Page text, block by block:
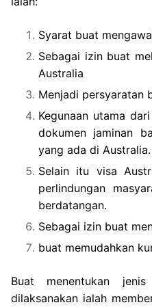
Syarat buat
Sebagai izin buat
Australia
Menjadi persyaratan
Kegunaan utama
dokumen jaminan
yang ada di Australia.
Selain itu visa
perlindungan
berdatangan.
Sebagai izin buat
buat memudahkan
Buat menentukan
dilaksanakan ialah